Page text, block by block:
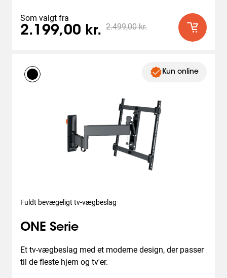
Som valgt fra
2.199,00 kr. 2.499,00 kr.
Kun online
Fuldt bevægeligt tv-vægbeslag
ONE Serie
Et tv-vægbeslag med et moderne design, der passer
til de fleste hjem og tv'er.